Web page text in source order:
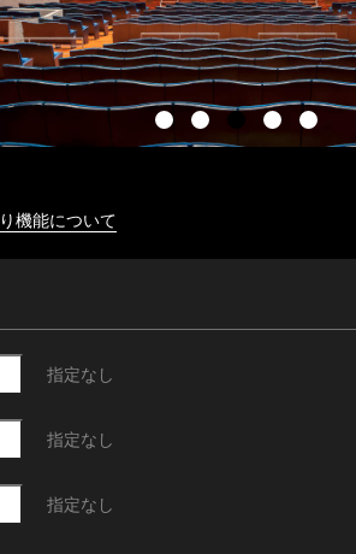
機能について
指定なし
指定なし
指定なし